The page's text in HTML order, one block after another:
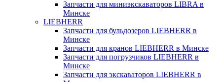
Запчасти для миниэкскаваторов LIBRA в
Минске
LIEBHERR
Запчасти для бульдозеров LIEBHERR в
Минске
Запчасти для кранов LIEBHERR в Минске
Запчасти для погрузчиков LIEBHERR в
Минске
Запчасти для экскаваторов LIEBHERR в